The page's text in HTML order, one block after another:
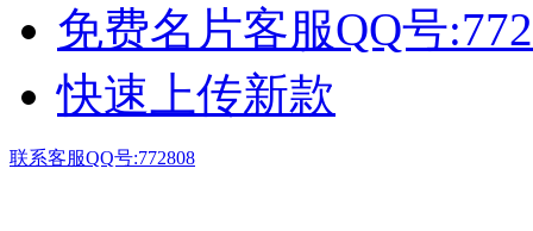
免费名片客服QQ号
快速上传新款
联系客服QQ号:772808